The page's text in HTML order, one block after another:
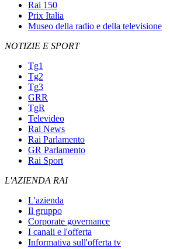
Rai 150
Prix Italia
Museo della radio e della televisione
NOTIZIE E SPORT
Tg1
Tg2
Tg3
GRR
TgR
Televideo
Rai News
Rai Parlamento
GR Parlamento
Rai Sport
L'AZIENDA RAI
L'azienda
Il gruppo
Corporate governance
I canali e l'offerta
Informativa sull'offerta tv